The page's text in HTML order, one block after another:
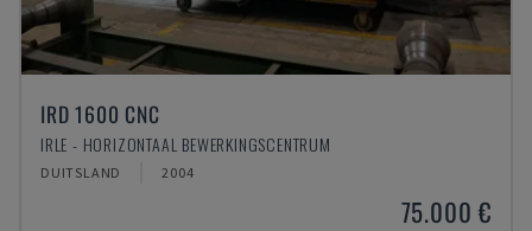
IRD 1600 CNC
IRLE - HORIZONTAAL BEWERKINGSCENTRUM
DUITSLAND 2004
75.000 €